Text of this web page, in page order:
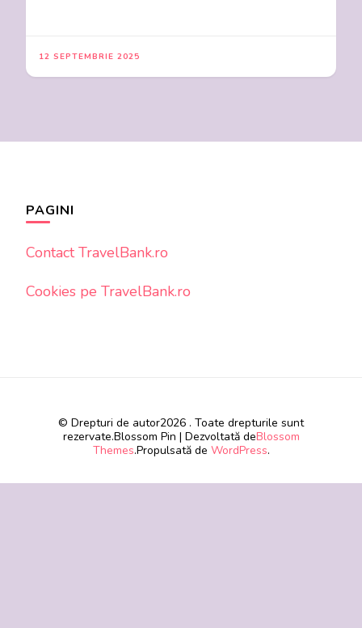
12 SEPTEMBRIE 2025
PAGINI
Contact TravelBank.ro
Cookies pe TravelBank.ro
© Drepturi de autor2026 . Toate drepturile sunt
rezervate.Blossom Pin | Dezvoltată deBlossom
Themes.Propulsată de WordPress.